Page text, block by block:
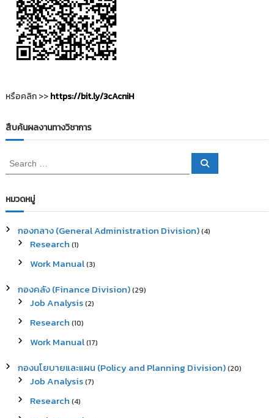
หรือคลิก >>https://bit.ly/3cAcniH
สืบค้นผลงานทางวิชาการ
e
r
c
f
S
หมวดหมู่
กองกลาง (General Administration Division)(4)
Research (1)
Work Manual(3)
กองคลัง (Finance Division)(29)
Job Analysis(2)
Research (10)
Work Manual(17)
กองนโยบายและแผน (Policy and Planning Division)(20)
Job Analysis(7)
Research (4)